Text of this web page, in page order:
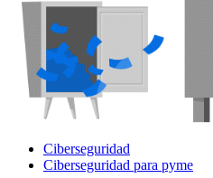
Ciberseguridad
Ciberseguridad para pyme